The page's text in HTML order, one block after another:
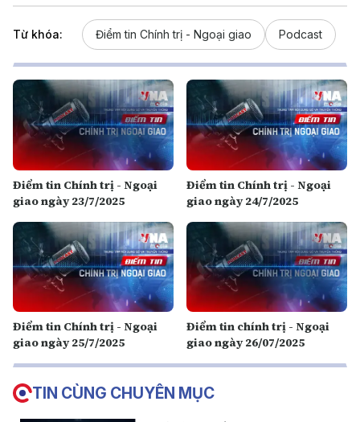
Từ khóa: Điểm tin Chính trị - Ngoại giao Podcast
Điểm tin Chính trị - Ngoại
giao ngày 23/7/2025
Điểm tin Chính trị - Ngoại
giao ngày 24/7/2025
Điểm tin Chính trị - Ngoại
giao ngày 25/7/2025
Điểm tin chính trị - Ngoại
giao ngày 26/07/2025
TIN CÙNG CHUYÊN MỤC